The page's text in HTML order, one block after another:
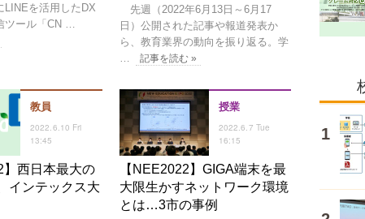
LINEを活用したDX
ツール「CN …
先週（2022年6月13日～6月17
日）公開された記事や報道発表か
ら、教育業界の動向を振り返る。学
記事を読む »
教員
2022.6.10 Fri
13:45
】西日本最大の
インテックス大
授業
2022.6.7 Tue
16:15
【NEE2022】GIGA端末を最
大限生かすネットワーク環境
とは…3市の事例